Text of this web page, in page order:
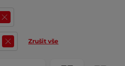
Zrušit vše